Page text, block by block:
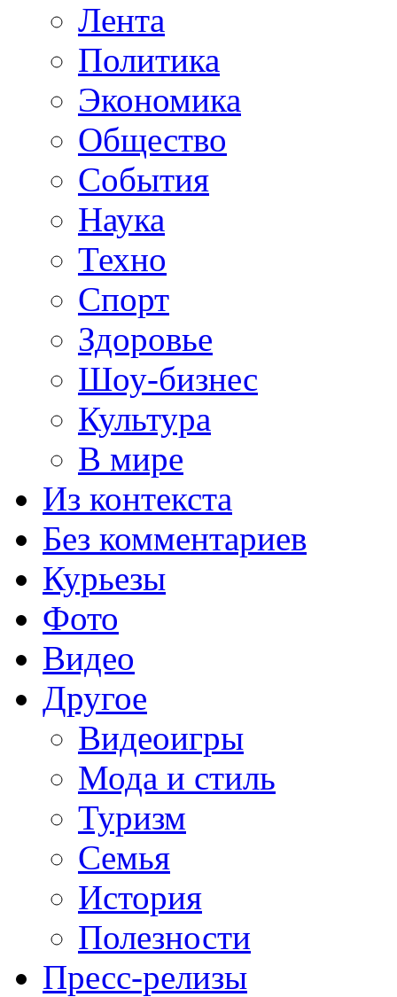
Лента
Политика
Экономика
Общество
События
Наука
Техно
Спорт
Здоровье
Шоу-бизнес
Культура
В мире
Из контекста
Без комментариев
Курьезы
Фото
Видео
Другое
Видеоигры
Мода и стиль
Туризм
Семья
История
Полезности
Пресс-релизы